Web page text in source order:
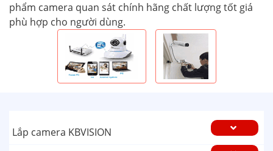
phẩm camera quan sát chính hãng chất lượng tốt giá
phù hợp cho người dùng.
Lắp camera KBVISION